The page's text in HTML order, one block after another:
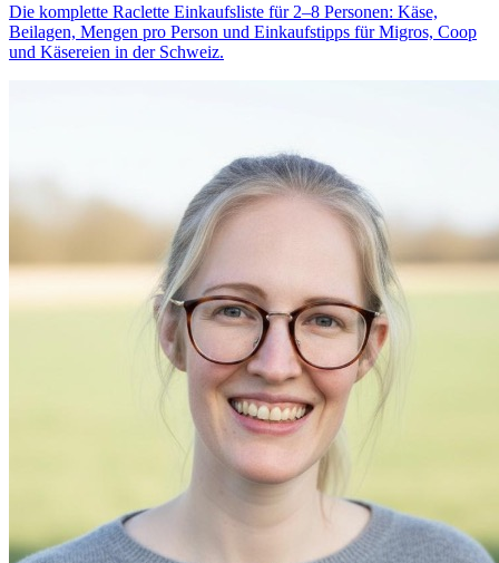
Die komplette Raclette Einkaufsliste für 2–8 Personen: Käse,
Beilagen, Mengen pro Person und Einkaufstipps für Migros, Coop
und Käsereien in der Schweiz.